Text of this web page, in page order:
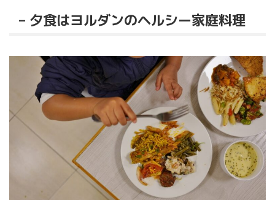
– 夕食はヨルダンのヘルシー家庭料理